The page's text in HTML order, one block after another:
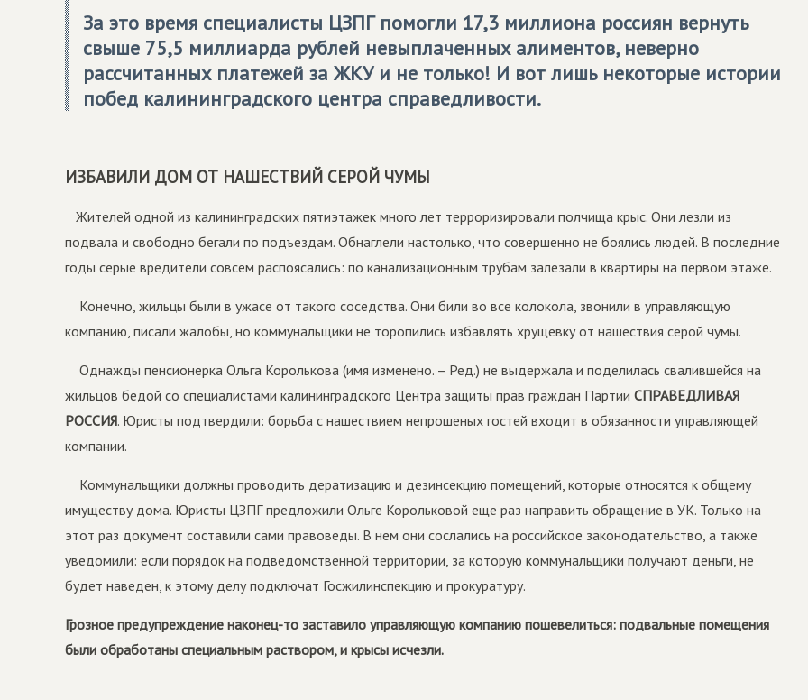
За это время специалисты ЦЗПГ помогли 17,3 миллиона россиян вернуть
свыше 75,5 миллиарда рублей невыплаченных алиментов, неверно
рассчитанных платежей за ЖКУ и не только! И вот лишь некоторые истории
побед калининградского центра справедливости.
ИЗБАВИЛИ ДОМ ОТ НАШЕСТВИЙ СЕРОЙ ЧУМЫ
Жителей одной из калининградских пятиэтажек много лет терроризировали полчища крыс. Они лезли из
подвала и свободно бегали по подъездам. Обнаглели настолько, что совершенно не боялись людей. В последние
годы серые вредители совсем распоясались: по канализационным трубам залезали в квартиры на первом этаже.
Конечно, жильцы были в ужасе от такого соседства. Они били во все колокола, звонили в управляющую
компанию, писали жалобы, но коммунальщики не торопились избавлять хрущевку от нашествия серой чумы.
Однажды пенсионерка Ольга Королькова (имя изменено. – Ред.) не выдержала и поделилась свалившейся на
жильцов бедой со специалистами калининградского Центра защиты прав граждан Партии СПРАВЕДЛИВАЯ
РОССИЯ. Юристы подтвердили: борьба с нашествием непрошеных гостей входит в обязанности управляющей
компании.
Коммунальщики должны проводить дератизацию и дезинсекцию помещений, которые относятся к общему
имуществу дома. Юристы ЦЗПГ предложили Ольге Корольковой еще раз направить обращение в УК. Только на
этот раз документ составили сами правоведы. В нем они сослались на российское законодательство, а также
уведомили: если порядок на подведомственной территории, за которую коммунальщики получают деньги, не
будет наведен, к этому делу подключат Госжилинспекцию и прокуратуру.
Грозное предупреждение наконец-то заставило управляющую компанию пошевелиться: подвальные помещения
были обработаны специальным раствором, и крысы исчезли.